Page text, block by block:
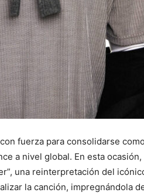
fuerza para consolidarse
a nivel global. En esta
una reinterpretación del
la canción, impregnándola